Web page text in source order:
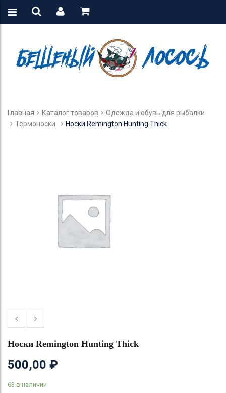
Главная Каталог товаров
Одежда и обувь для рыбалки
Термоноски
Носки Remington Hunting Thick
Носки Remington Hunting Thick
500,00 ₽
63 в наличии